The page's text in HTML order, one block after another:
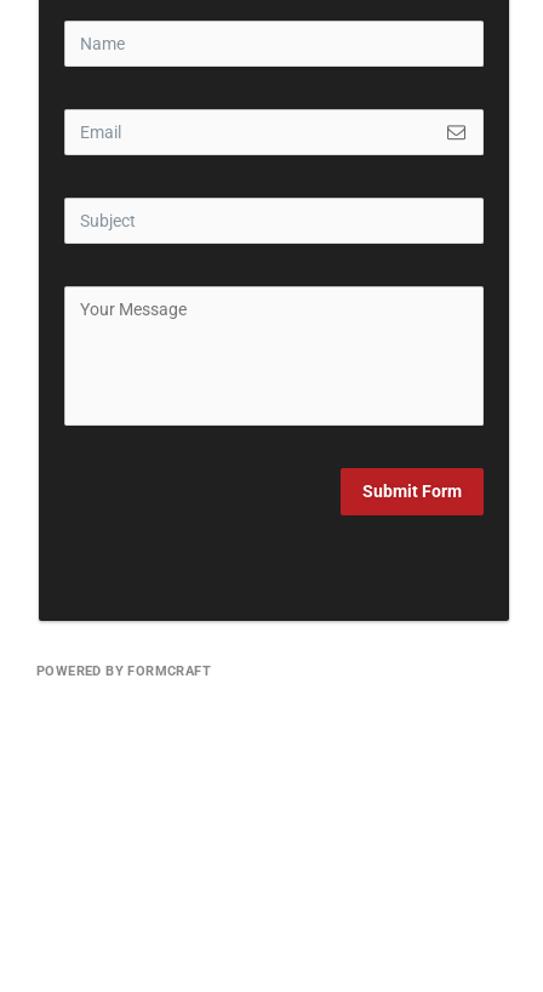
Submit Form
POWERED BY FORMCRAFT